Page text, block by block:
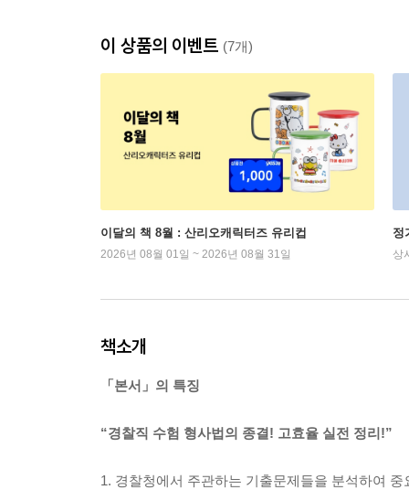
이 상품의 이벤트 (7개)
이달의 책 8월 : 산리오캐릭터즈 유리컵
2026년 08월 01일 ~ 2026년 08월 31일
정
상
책소개
「본서」의 특징
“경찰직 수험 형사법의 종결! 고효율 실전 정리!”
1. 경찰청에서 주관하는 기출문제들을 분석하여